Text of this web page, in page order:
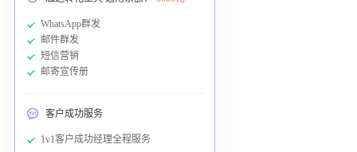
WhatsApp群发
邮件群发
短信营销
邮寄宣传册
客户成功服务
1v1客户成功经理全程服务